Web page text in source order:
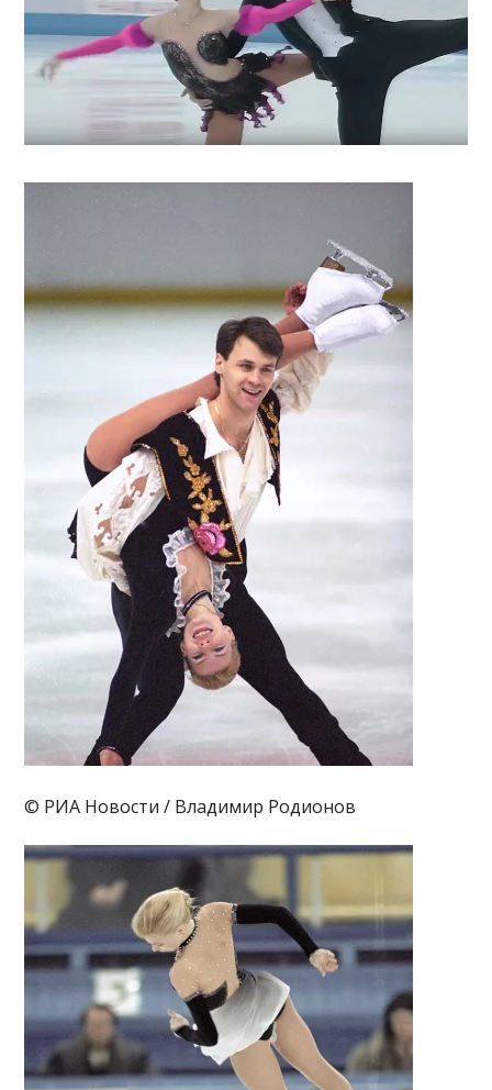
© РИА Новости / Владимир Родионов